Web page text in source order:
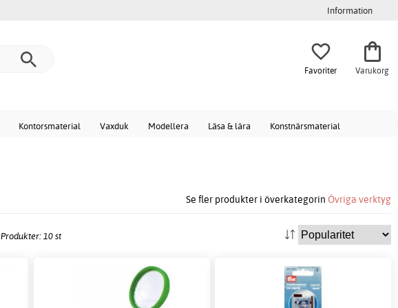
Information
Favoriter Varukorg
Kontorsmaterial Vaxduk Modellera Läsa & lära Konstnärsmaterial
Se fler produkter i överkategorin Övriga verktyg
Produkter: 10 st